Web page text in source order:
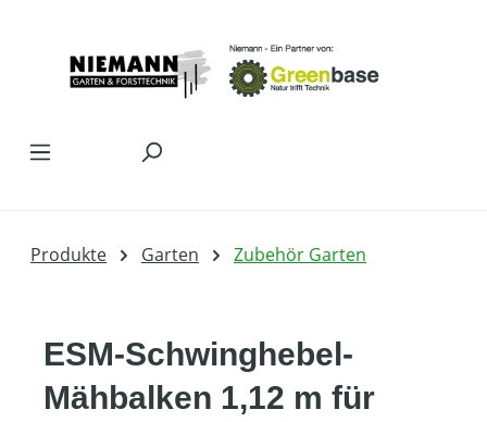
Produkte Garten Zubehör Garten
ESM-Schwinghebel-
Mähbalken 1,12 m für